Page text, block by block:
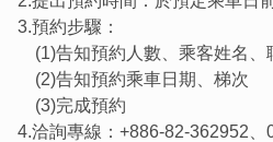
3.預約步驟：
(1)告知預約人數、乘客姓名、
(2)告知預約乘車日期、梯次
(3)完成預約
4.洽詢專線：+886-82-362952、